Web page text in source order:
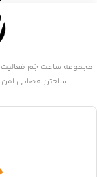
ساختن فضایی